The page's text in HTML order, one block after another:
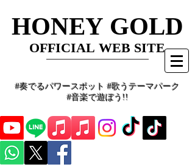
HONEY GOLD
HONEY GOLD
OFFICIAL WEB SITE
OFFICIAL WEB SITE
#奏でるパワースポット #歌うテーマパーク
#音楽で遊ぼう!!